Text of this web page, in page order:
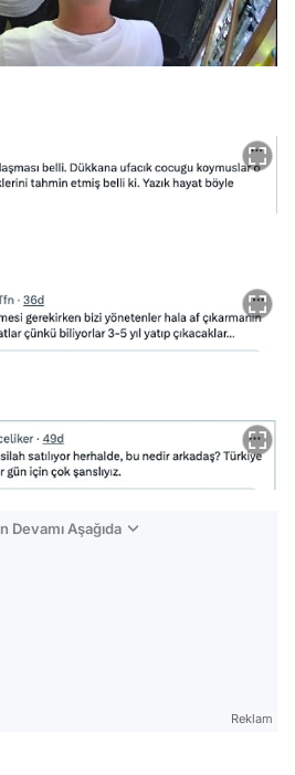
Devamı Aşağıda
Reklam